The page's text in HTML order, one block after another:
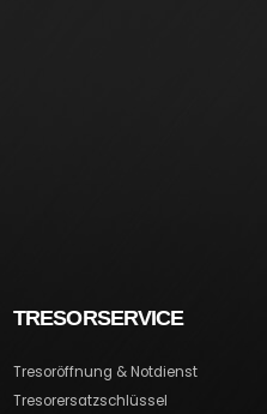
TRESORSERVICE
Tresoröffnung & Notdienst
Tresorersatzschlüssel